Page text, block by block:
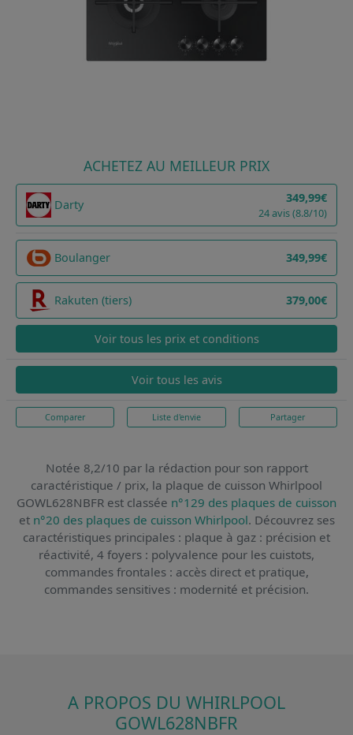
ACHETEZ AU MEILLEUR PRIX
Darty 349,99€
24 avis (8.8/10)
Boulanger 349,99€
Rakuten (tiers) 379,00€
Voir tous les prix et conditions
Voir tous les avis
Comparer Liste d'envie Partager
Notée 8,2/10 par la rédaction pour son rapport
caractéristique / prix, la plaque de cuisson Whirlpool
GOWL628NBFR est classée n°129 des plaques de cuisson
et n°20 des plaques de cuisson Whirlpool. Découvrez ses
caractéristiques principales : plaque à gaz : précision et
réactivité, 4 foyers : polyvalence pour les cuistots,
commandes frontales : accès direct et pratique,
commandes sensitives : modernité et précision.
A PROPOS DU WHIRLPOOL
GOWL628NBFR